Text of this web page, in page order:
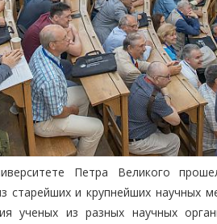
Петра Великого
старейших и крупнейших научных
ученых из разных научных